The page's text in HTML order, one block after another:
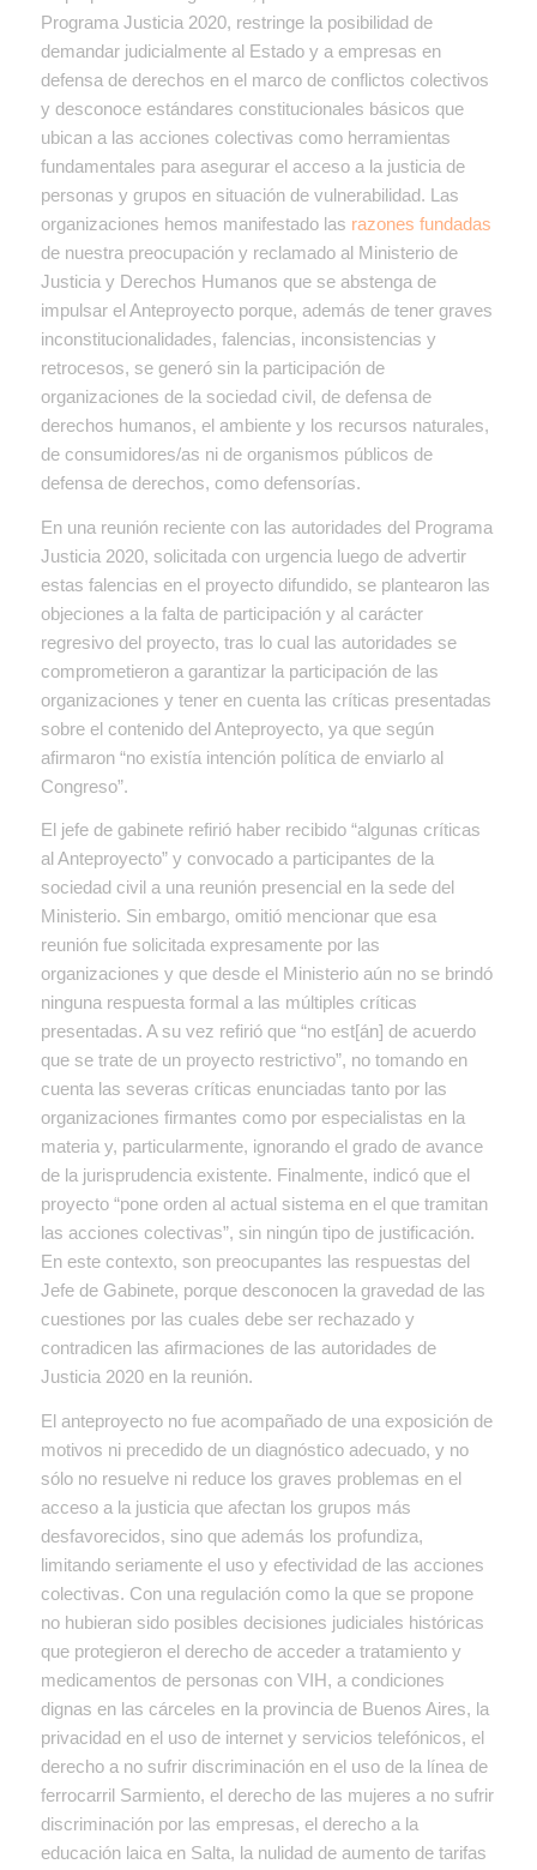
Programa Justicia 2020, restringe la posibilidad de
demandar judicialmente al Estado y a empresas en
defensa de derechos en el marco de conflictos colectivos
y desconoce estándares constitucionales básicos que
ubican a las acciones colectivas como herramientas
fundamentales para asegurar el acceso a la justicia de
personas y grupos en situación de vulnerabilidad. Las
organizaciones hemos manifestado las razones fundadas
de nuestra preocupación y reclamado al Ministerio de
Justicia y Derechos Humanos que se abstenga de
impulsar el Anteproyecto porque, además de tener graves
inconstitucionalidades, falencias, inconsistencias y
retrocesos, se generó sin la participación de
organizaciones de la sociedad civil, de defensa de
derechos humanos, el ambiente y los recursos naturales,
de consumidores/as ni de organismos públicos de
defensa de derechos, como defensorías.
En una reunión reciente con las autoridades del Programa
Justicia 2020, solicitada con urgencia luego de advertir
estas falencias en el proyecto difundido, se plantearon las
objeciones a la falta de participación y al carácter
regresivo del proyecto, tras lo cual las autoridades se
comprometieron a garantizar la participación de las
organizaciones y tener en cuenta las críticas presentadas
sobre el contenido del Anteproyecto, ya que según
afirmaron “no existía intención política de enviarlo al
Congreso”.
El jefe de gabinete refirió haber recibido “algunas críticas
al Anteproyecto” y convocado a participantes de la
sociedad civil a una reunión presencial en la sede del
Ministerio. Sin embargo, omitió mencionar que esa
reunión fue solicitada expresamente por las
organizaciones y que desde el Ministerio aún no se brindó
ninguna respuesta formal a las múltiples críticas
presentadas. A su vez refirió que “no est[án] de acuerdo
que se trate de un proyecto restrictivo”, no tomando en
cuenta las severas críticas enunciadas tanto por las
organizaciones firmantes como por especialistas en la
materia y, particularmente, ignorando el grado de avance
de la jurisprudencia existente. Finalmente, indicó que el
proyecto “pone orden al actual sistema en el que tramitan
las acciones colectivas”, sin ningún tipo de justificación.
En este contexto, son preocupantes las respuestas del
Jefe de Gabinete, porque desconocen la gravedad de las
cuestiones por las cuales debe ser rechazado y
contradicen las afirmaciones de las autoridades de
Justicia 2020 en la reunión.
El anteproyecto no fue acompañado de una exposición de
motivos ni precedido de un diagnóstico adecuado, y no
sólo no resuelve ni reduce los graves problemas en el
acceso a la justicia que afectan los grupos más
desfavorecidos, sino que además los profundiza,
limitando seriamente el uso y efectividad de las acciones
colectivas. Con una regulación como la que se propone
no hubieran sido posibles decisiones judiciales históricas
que protegieron el derecho de acceder a tratamiento y
medicamentos de personas con VIH, a condiciones
dignas en las cárceles en la provincia de Buenos Aires, la
privacidad en el uso de internet y servicios telefónicos, el
derecho a no sufrir discriminación en el uso de la línea de
ferrocarril Sarmiento, el derecho de las mujeres a no sufrir
discriminación por las empresas, el derecho a la
educación laica en Salta, la nulidad de aumento de tarifas